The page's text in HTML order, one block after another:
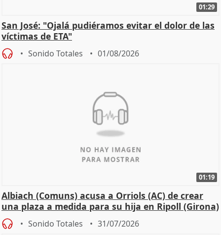
01:29
San José: "Ojalá pudiéramos evitar el dolor de las
víctimas de ETA"
Sonido Totales 01/08/2026
01:19
Albiach (Comuns) acusa a Orriols (AC) de crear
una plaza a medida para su hija en Ripoll (Girona)
Sonido Totales 31/07/2026